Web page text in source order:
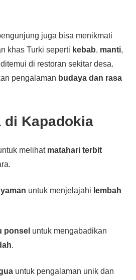
juga bisa menikmati
khas Turki seperti kebab, manti,
di restoran sekitar desa.
pengalaman budaya dan rasa
di Kapadokia
melihat matahari terbit
untuk menjelajahi lembah
ponsel untuk mengabadikan
.
untuk pengalaman unik dan